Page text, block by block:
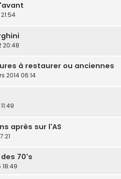
20:48
à restaurer ou anciennes
2014 06:14
après sur l'AS
70's